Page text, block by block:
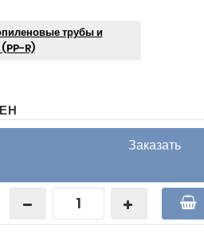
трубы и
R)
Заказать